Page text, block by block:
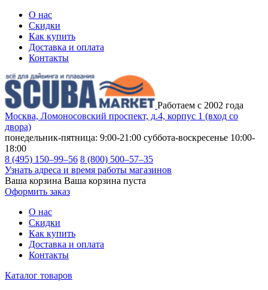
О нас
Скидки
Как купить
Доставка и оплата
Контакты
Работаем с 2002 года
Москва, Ломоносовский проспект, д.4, корпус 1 (вход со
двора)
понедельник-пятница: 9:00-21:00 суббота-воскресенье 10:00-
18:00
8 (495) 150–99–56 8 (800) 500–57–35
Узнать адреса и время работы магазинов
Ваша корзина Ваша корзина пуста
Оформить заказ
О нас
Скидки
Как купить
Доставка и оплата
Контакты
Каталог товаров